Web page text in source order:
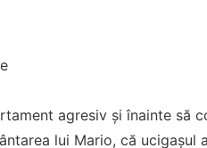
agresiv și înainte să
lui Mario, că ucigașul